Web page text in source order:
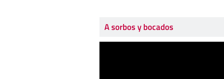
A sorbos y bocados